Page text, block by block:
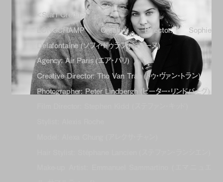
<Staff Credit>
LONGCHAMP Creative Director: Sophie
Delafontaine (ソフィ・ドゥラフォンテーヌ)
Agency: Air Paris (エア・パリ)
Creative Director: Tho Van Tran (トゥ・ヴァン・トラン)
Photographer: Peter Lindbergh (ピーター・リンドバーグ)